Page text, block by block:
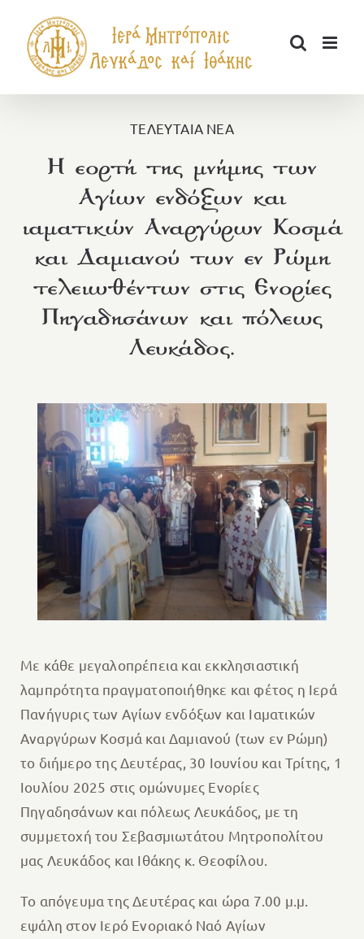
περιεχόμενο
ΤΕΛΕΥΤΑΙΑ ΝΕΑ
Η εορτή της μνήμης των
Αγίων ενδόξων και
ιαματικών Αναργύρων Κοσμά
και Δαμιανού των εν Ρώμη
τελειωθέντων στις Ενορίες
Πηγαδησάνων και πόλεως
Λευκάδος.
Με κάθε μεγαλοπρέπεια και εκκλησιαστική
λαμπρότητα πραγματοποιήθηκε και φέτος η Ιερά
Πανήγυρις των Αγίων ενδόξων και Ιαματικών
Αναργύρων Κοσμά και Δαμιανού (των εν Ρώμη)
το διήμερο της Δευτέρας, 30 Ιουνίου και Τρίτης, 1
Ιουλίου 2025 στις ομώνυμες Ενορίες
Πηγαδησάνων και πόλεως Λευκάδος, με τη
συμμετοχή του Σεβασμιωτάτου Μητροπολίτου
μας Λευκάδος και Ιθάκης κ. Θεοφίλου.
Το απόγευμα της Δευτέρας και ώρα 7.00 μ.μ.
εψάλη στον Ιερό Ενοριακό Ναό Αγίων